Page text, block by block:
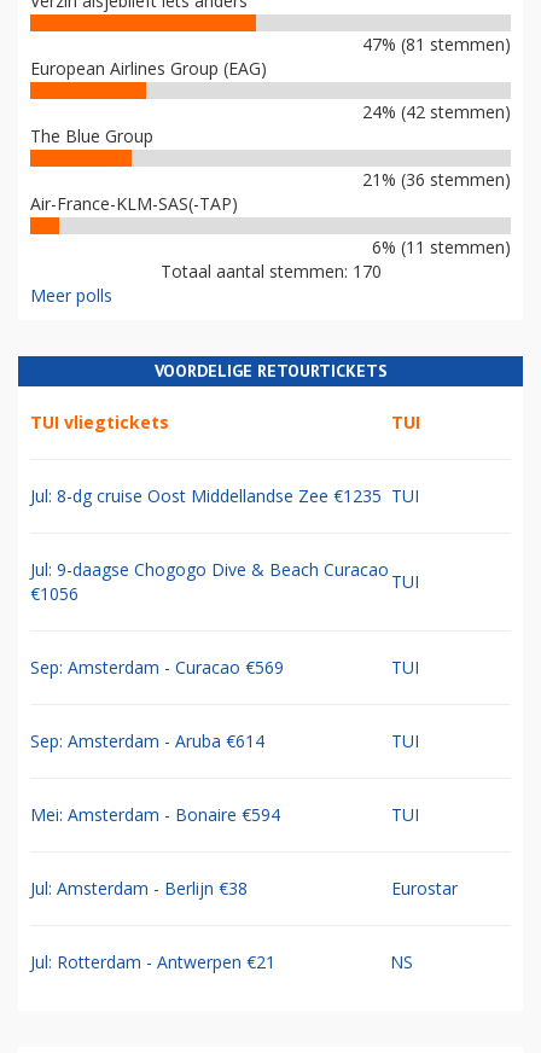
47% (81 stemmen)
European Airlines Group (EAG)
24% (42 stemmen)
The Blue Group
21% (36 stemmen)
Air-France-KLM-SAS(-TAP)
6% (11 stemmen)
Totaal aantal stemmen: 170
Meer polls
VOORDELIGE RETOURTICKETS
TUI vliegtickets TUI
Jul: 8-dg cruise Oost Middellandse Zee €1235 TUI
Jul: 9-daagse Chogogo Dive & Beach Curacao
€1056
TUI
Sep: Amsterdam - Curacao €569 TUI
Sep: Amsterdam - Aruba €614 TUI
Mei: Amsterdam - Bonaire €594 TUI
Jul: Amsterdam - Berlijn €38 Eurostar
Jul: Rotterdam - Antwerpen €21 NS